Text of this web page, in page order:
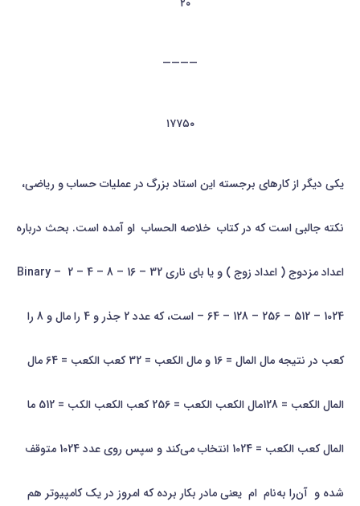
————
۱۷۷۵۰
يکی دیگر از کارهای برجسته این استاد بزرگ در عملیات حساب و ریاضی،
نکته جالبی است که در کتاب خلاصه الحساب او آمده است. بحث درباره
اعداد مزدوج ( اعداد زوج ) و یا بای ناری Binary – 2 – 4 – 8 – 16 – 32
– 64 – 128 – 256 – 512 – 1024 است، که عدد 2 جذر و 4 را مال و 8 را
کعب در نتیجه مال المال = 16 و مال الکعب = 32 کعب الکعب = 64 مال
المال الکعب = 128مال الکعب الکعب = 256 کعب الکعب الکب = 512 ما
المال کعب الکعب = 1024 انتخاب می‌کند و سپس روی عدد 1024 متوقف
شده و آن‌را به‌نام ام یعنی مادر بکار برده که امروز در یک کامپیوتر هم